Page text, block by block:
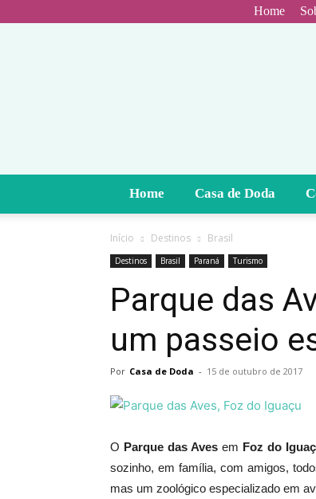
Home
Home Casa de Doda
Início Destinos Brasil
Destinos Brasil Paraná Turismo
Parque das
um passeio
Por Casa de Doda - 15 de outubro de 2017
O Parque das Aves em Foz do
sozinho, em família, com amigos,
mas um zoológico especializado em